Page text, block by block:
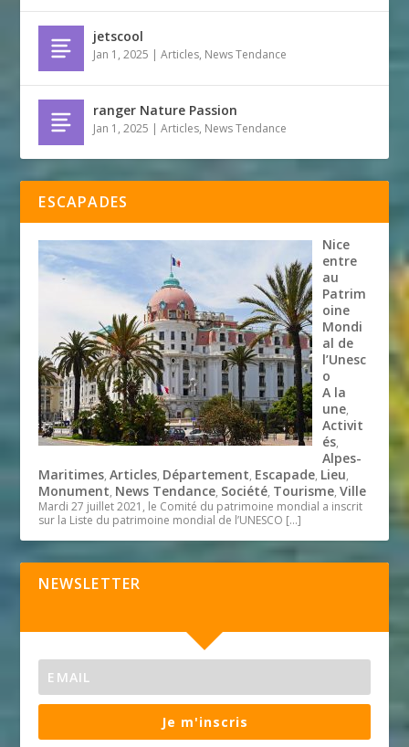
jetscool
Jan 1, 2025 |Articles, News Tendance
ranger Nature Passion
Jan 1, 2025 |Articles, News Tendance
ESCAPADES
Nice
entre
au
Patrim
oine
Mondi
al de
l’Unesc
o
A la
une,
Activit
és,
Alpes-
Maritimes,Articles, Département, Escapade, Lieu,
Monument, News Tendance, Société, Tourisme,Ville
Mardi 27 juillet 2021, le Comité du patrimoine mondial a inscrit
sur la Liste du patrimoine mondial de l’UNESCO […]
NEWSLETTER
Je m'inscris